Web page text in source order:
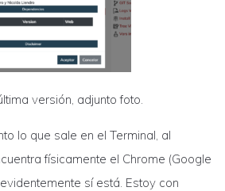
versión, adjunto foto.
lo que sale en el Terminal, al
físicamente el Chrome (Google
sí está. Estoy con